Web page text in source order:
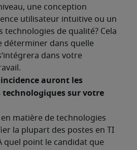
une conception
utilisateur intuitive ou un
technologies de qualité? Cela
déterminer dans quelle
dans votre
auront les
technologiques sur votre
matière de technologies
la plupart des postes en TI
quel point le candidat que